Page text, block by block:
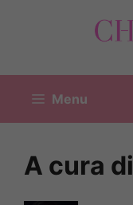
Menu
A cura